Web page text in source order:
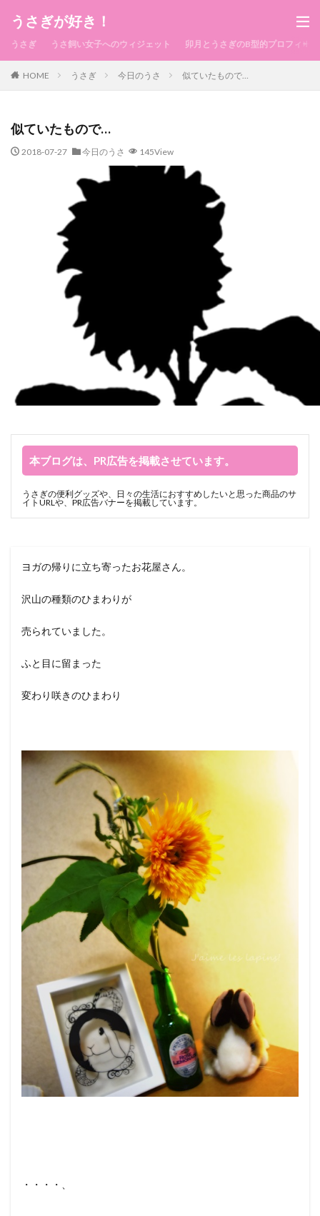
うさぎが好き！
うさぎ うさ飼い女子へのウィジェット 卯月とうさぎのB型的プロフィール
HOME うさぎ 今日のうさ 似ていたもので…
似ていたもので…
2018-07-27 今日のうさ 145View
本ブログは、PR広告を掲載させています。
うさぎの便利グッズや、日々の生活におすすめしたいと思った商品のサ
イトURLや、PR広告バナーを掲載しています。
ヨガの帰りに立ち寄ったお花屋さん。
沢山の種類のひまわりが
売られていました。
ふと目に留まった
変わり咲きのひまわり
・・・・、